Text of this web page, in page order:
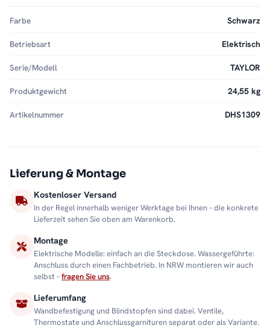
Farbe Schwarz
Betriebsart Elektrisch
Serie/Modell TAYLOR
Produktgewicht 24,55 kg
Artikelnummer DHS1309
Lieferung & Montage
Kostenloser Versand
In der Regel innerhalb weniger Werktage bei Ihnen – die konkrete
Lieferzeit sehen Sie oben am Warenkorb.
Montage
Elektrische Modelle: einfach an die Steckdose. Wassergeführte:
Anschluss durch einen Fachbetrieb. In NRW montieren wir auch
selbst –fragen Sie uns.
Lieferumfang
Wandbefestigung und Blindstopfen sind dabei. Ventile,
Thermostate und Anschlussgarnituren separat oder als Variante.